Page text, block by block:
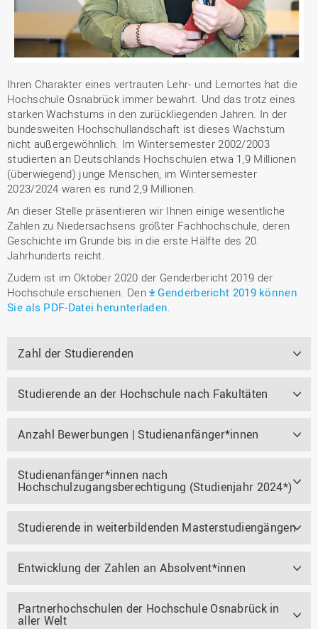
Ihren Charakter eines vertrauten Lehr- und Lernortes hat die
Hochschule Osnabrück immer bewahrt. Und das trotz eines
starken Wachstums in den zurückliegenden Jahren. In der
bundesweiten Hochschullandschaft ist dieses Wachstum
nicht außergewöhnlich. Im Wintersemester 2002/2003
studierten an Deutschlands Hochschulen etwa 1,9 Millionen
(überwiegend) junge Menschen, im Wintersemester
2023/2024 waren es rund 2,9 Millionen.
An dieser Stelle präsentieren wir Ihnen einige wesentliche
Zahlen zu Niedersachsens größter Fachhochschule, deren
Geschichte im Grunde bis in die erste Hälfte des 20.
Jahrhunderts reicht.
Zudem ist im Oktober 2020 der Genderbericht 2019 der
Hochschule erschienen. Den
Genderbericht 2019 können
Sie als PDF-Datei herunterladen
Zahl der Studierenden
Studierende an der Hochschule nach Fakultäten
Anzahl Bewerbungen | Studienanfänger*innen
Studienanfänger*innen nach
Hochschulzugangsberechtigung (Studienjahr 2024*)
Studierende in weiterbildenden Masterstudiengängen
Entwicklung der Zahlen an Absolvent*innen
Partnerhochschulen der Hochschule Osnabrück in
aller Welt